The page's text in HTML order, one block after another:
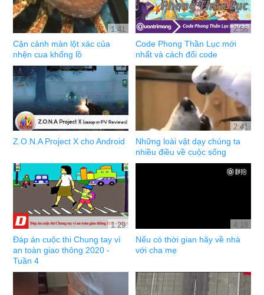
1:41
Cận cảnh màn lột xác của
nhện cua khổng lồ
2:56
Code Phong Thần Lục mới
nhất và cách đổi code
Z.O.N.A Project X cho Android
2:41
Những loài vật dạy chúng ta
nhiều điều về cuộc sống
1:29
Đáp án cuộc thi Chung tay vì
an toàn giao thông 2020 -
Tuần 4
4:18
Nếu có thời gian hãy về nhà
với cha mẹ